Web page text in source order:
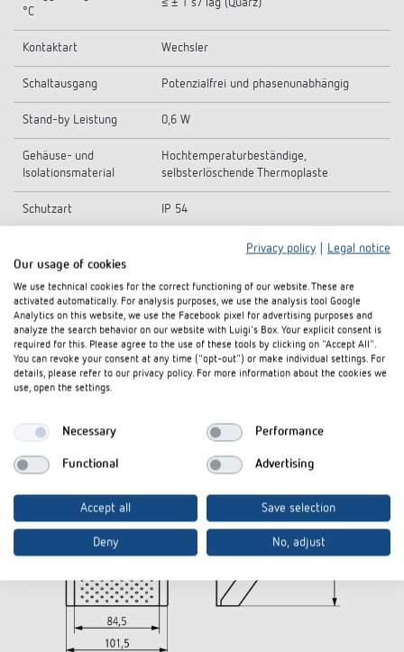
°C
≤ ± 1 s/Tag (Quarz)
Kontaktart Wechsler
Schaltausgang Potenzialfrei und phasenunabhängig
Stand-by Leistung 0,6 W
Gehäuse- und
Isolationsmaterial
Hochtemperaturbeständige,
selbsterlöschende Thermoplaste
Schutzart IP 54
II nach EN 62 054-21
Umgebungstemperatur -10°C ... 55°C
Technische Zeichnungen
Privacy policy
Legal notice
Our usage of cookies
We use technical cookies for the correct functioning of our website. These are
activated automatically. For analysis purposes, we use the analysis tool Google
Analytics on this website, we use the Facebook pixel for advertising purposes and
analyze the search behavior on our website with Luigi's Box. Your explicit consent is
required for this. Please agree to the use of these tools by clicking on "Accept All".
You can revoke your consent at any time ("opt-out") or make individual settings. For
details, please refer to our privacy policy. For more information about the cookies we
use, open the settings.
Necessary Performance
Functional Advertising
Accept all Save selection
Deny No, adjust